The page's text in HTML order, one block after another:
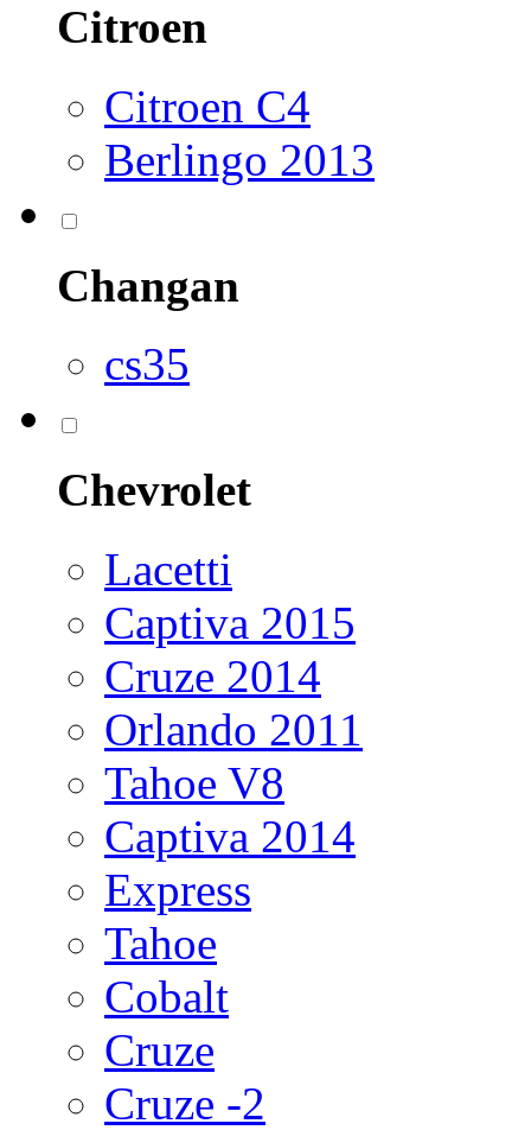
Citroen
Citroen C4
Berlingo 2013
Changan
cs35
Chevrolet
Lacetti
Captiva 2015
Cruze 2014
Orlando 2011
Tahoe V8
Captiva 2014
Express
Tahoe
Cobalt
Cruze
Cruze -2